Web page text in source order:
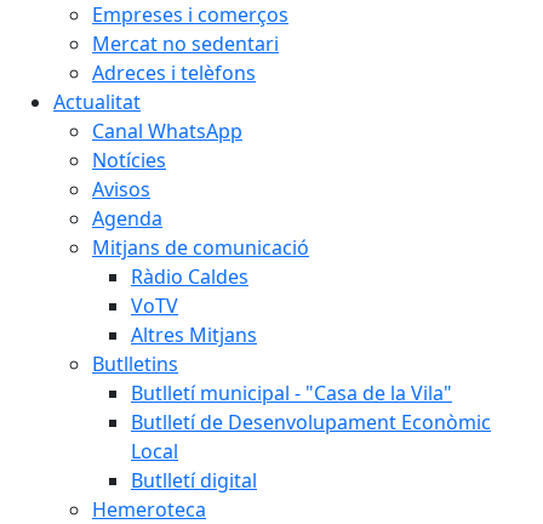
Empreses i comerços
Mercat no sedentari
Adreces i telèfons
Actualitat
Canal WhatsApp
Notícies
Avisos
Agenda
Mitjans de comunicació
Ràdio Caldes
VoTV
Altres Mitjans
Butlletins
Butlletí municipal - "Casa de la Vila"
Butlletí de Desenvolupament Econòmic
Local
Butlletí digital
Hemeroteca